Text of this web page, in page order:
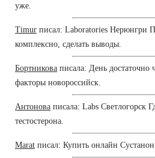
уже.
Timur писал: Laboratories Нерюнгри
комплексно, сделать выводы.
Бортникова писала: День достаточно
факторы новороссийск.
Антонова писала: Labs Светлогорск
тестостерона.
Marat писал: Купить онлайн